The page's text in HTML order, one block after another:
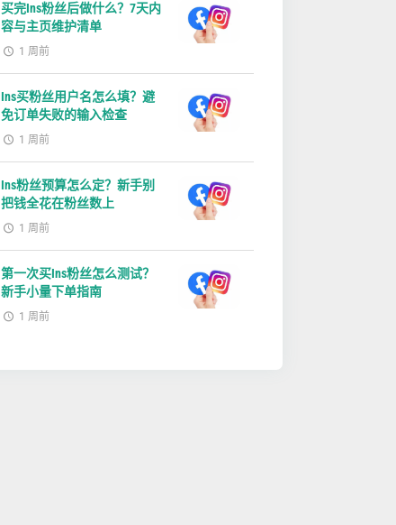
买完Ins粉丝后做什么？7天内
容与主页维护清单
1 周前
Ins买粉丝用户名怎么填？避
免订单失败的输入检查
1 周前
Ins粉丝预算怎么定？新手别
把钱全花在粉丝数上
1 周前
第一次买Ins粉丝怎么测试？
新手小量下单指南
1 周前